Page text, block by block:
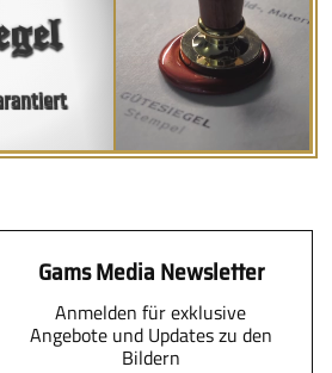
Gams Media Newsletter
Anmelden für exklusive
Angebote und Updates zu den
Bildern